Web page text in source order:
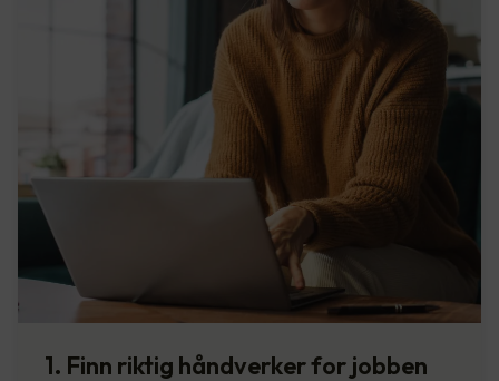
1. Finn riktig håndverker for jobben